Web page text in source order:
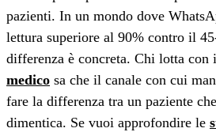
pazienti. In un mondo dove
lettura superiore al 90% contro il
differenza è concreta. Chi lotta con i
medico sa che il canale con cui
fare la differenza tra un paziente
dimentica. Se vuoi approfondire le